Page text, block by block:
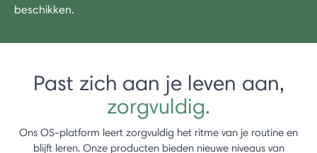
beschikken.
Past zich aan je leven aan,
zorgvuldig.
Ons OS-platform leert zorgvuldig het ritme van je routine en
blijft leren. Onze producten bieden nieuwe niveaus van